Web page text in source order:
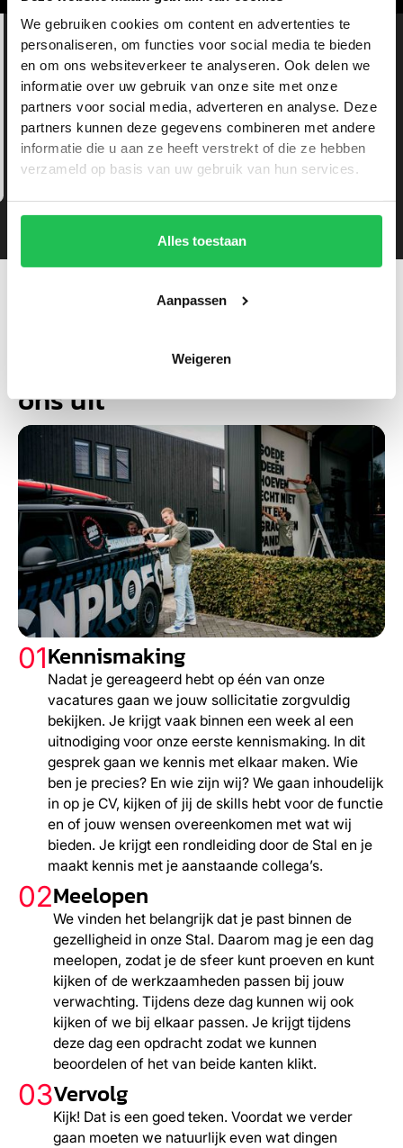
We gebruiken cookies om content en advertenties te
personaliseren, om functies voor social media te bieden
en om ons websiteverkeer te analyseren. Ook delen we
informatie over uw gebruik van onze site met onze
partners voor social media, adverteren en analyse. Deze
partners kunnen deze gegevens combineren met andere
informatie die u aan ze heeft verstrekt of die ze hebben
verzameld op basis van uw gebruik van hun services.
Alles toestaan
Aanpassen
Weigeren
saamhorigheid zorgt ervoor dat we samen
sterke projecten neerzetten én met plezier
werken.
Rense Bom
sollicitatieprocedure er bij
ons uit
01Kennismaking
Nadat je gereageerd hebt op één van onze
vacatures gaan we jouw sollicitatie zorgvuldig
bekijken. Je krijgt vaak binnen een week al een
uitnodiging voor onze eerste kennismaking. In dit
gesprek gaan we kennis met elkaar maken. Wie
ben je precies? En wie zijn wij? We gaan inhoudelijk
in op je CV, kijken of jij de skills hebt voor de functie
en of jouw wensen overeenkomen met wat wij
bieden. Je krijgt een rondleiding door de Stal en je
maakt kennis met je aanstaande collega’s.
02Meelopen
We vinden het belangrijk dat je past binnen de
gezelligheid in onze Stal. Daarom mag je een dag
meelopen, zodat je de sfeer kunt proeven en kunt
kijken of de werkzaamheden passen bij jouw
verwachting. Tijdens deze dag kunnen wij ook
kijken of we bij elkaar passen. Je krijgt tijdens
deze dag een opdracht zodat we kunnen
beoordelen of het van beide kanten klikt.
03Vervolg
Kijk! Dat is een goed teken. Voordat we verder
gaan moeten we natuurlijk even wat dingen